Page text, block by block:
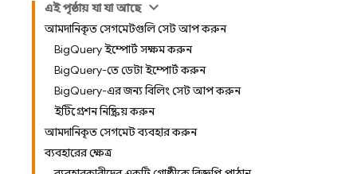
এই পৃষ্ঠায় যা যা আছে
আমদানিকৃত সেগমেন্টগুলি সেট আপ করুন
BigQuery ইম্পোর্ট সক্ষম করুন
BigQuery-তে ডেটা ইম্পোর্ট করুন
BigQuery-এর জন্য বিলিং সেট আপ করুন
ইন্টিগ্রেশন নিষ্ক্রিয় করুন
আমদানিকৃত সেগমেন্ট ব্যবহার করুন
ব্যবহারের ক্ষেত্র